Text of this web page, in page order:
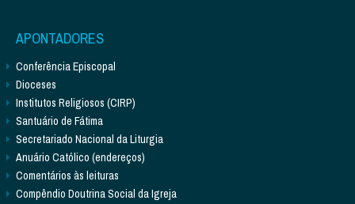
APONTADORES
Conferência Episcopal
Dioceses
Institutos Religiosos (CIRP)
Santuário de Fátima
Secretariado Nacional da Liturgia
Anuário Católico (endereços)
Comentários às leituras
Compêndio Doutrina Social da Igreja